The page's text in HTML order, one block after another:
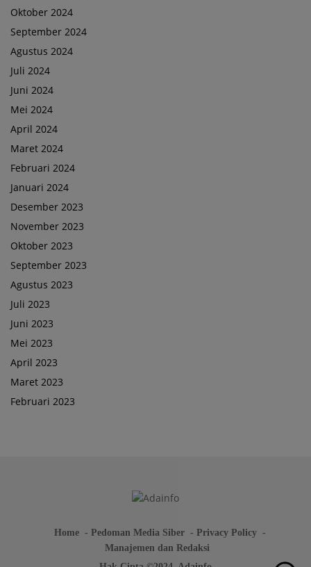
Oktober 2024
September 2024
Agustus 2024
Juli 2024
Juni 2024
Mei 2024
April 2024
Maret 2024
Februari 2024
Januari 2024
Desember 2023
November 2023
Oktober 2023
September 2023
Agustus 2023
Juli 2023
Juni 2023
Mei 2023
April 2023
Maret 2023
Februari 2023
Home Pedoman Media Siber
Privacy Policy
Manajemen dan Redaksi